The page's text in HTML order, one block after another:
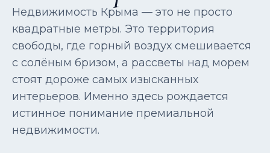
Недвижимость Крыма — это не просто
квадратные метры. Это территория
свободы, где горный воздух смешивается
с солёным бризом, а рассветы над морем
стоят дороже самых изысканных
интерьеров. Именно здесь рождается
истинное понимание премиальной
недвижимости.